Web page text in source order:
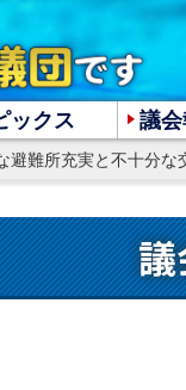
所充実と不十分な交通不便
大 中
ックス 議